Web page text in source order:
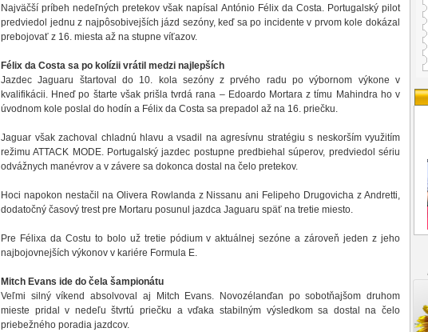
Najväčší príbeh nedeľných pretekov však napísal António Félix da Costa. Portugalský pilot
predviedol jednu z najpôsobivejších jázd sezóny, keď sa po incidente v prvom kole dokázal
prebojovať z 16. miesta až na stupne víťazov.
Félix da Costa sa po kolízii vrátil medzi najlepších
Jazdec Jaguaru štartoval do 10. kola sezóny z prvého radu po výbornom výkone v
kvalifikácii. Hneď po štarte však prišla tvrdá rana – Edoardo Mortara z tímu Mahindra ho v
úvodnom kole poslal do hodín a Félix da Costa sa prepadol až na 16. priečku.
Jaguar však zachoval chladnú hlavu a vsadil na agresívnu stratégiu s neskorším využitím
režimu ATTACK MODE. Portugalský jazdec postupne predbiehal súperov, predviedol sériu
odvážnych manévrov a v závere sa dokonca dostal na čelo pretekov.
Hoci napokon nestačil na Olivera Rowlanda z Nissanu ani Felipeho Drugovicha z Andretti,
dodatočný časový trest pre Mortaru posunul jazdca Jaguaru späť na tretie miesto.
Pre Félixa da Costu to bolo už tretie pódium v aktuálnej sezóne a zároveň jeden z jeho
najbojovnejších výkonov v kariére Formula E.
Mitch Evans ide do čela šampionátu
Veľmi silný víkend absolvoval aj Mitch Evans. Novozélanďan po sobotňajšom druhom
mieste pridal v nedeľu štvrtú priečku a vďaka stabilným výsledkom sa dostal na čelo
priebežného poradia jazdcov.